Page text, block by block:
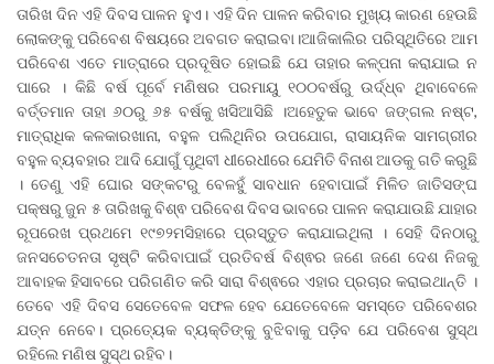
ତାରିଖ ଦିନ ଏହି ଦିବସ ପାଳନ ହୁଏ। ଏହି ଦିନ ପାଳନ କରିବାର ମୁଖ୍ୟ କାରଣ ହେଉଛି
ଲୋକଙ୍କୁ ପରିବେଶ ବିଷୟରେ ଅବଗତ କରାଇବା।ଆଜିକାଲିର ପରିସ୍ଥିତିରେ ଆମ
ପରିବେଶ ଏତେ ମାତ୍ରାରେ ପ୍ରଦୂଷିତ ହୋଇଛି ଯେ ତାହାର କଳ୍ପନା କରାଯାଇ ନ
ପାରେ । କିଛି ବର୍ଷ ପୂର୍ବେ ମଣିଷର ପରମାୟୁ ୧୦୦ବର୍ଷରୁ ଉର୍ଦ୍ଧ୍ବ ଥିବାବେଳେ
ବର୍ତ୍ତମାନ ତାହା ୬୦ରୁ ୬୫ ବର୍ଷକୁ ଖସିଆସିଛି ।ଅହେତୁକ ଭାବେ ଜଙ୍ଗଲ ନଷ୍ଟ,
ମାତ୍ରାଧିକ କଳକାରଖାନା, ବହୁଳ ପଲିଥିନିର ଉପଯୋଗ, ରାସାୟନିକ ସାମଗ୍ରୀର
ବହୁଳ ବ୍ୟବହାର ଆଦି ଯୋଗୁଁ ପୃଥିବୀ ଧୀରେଧୀରେ ଯେମିତି ବିନାଶ ଆଡକୁ ଗତି କରୁଛି
। ତେଣୁ ଏହି ଘୋର ସଙ୍କଟରୁ ବେଳହୁଁ ସାବଧାନ ହେବାପାଇଁ ମିଳିତ ଜାତିସଙ୍ଘ
ପକ୍ଷରୁ ଜୁନ ୫ ତାରିଖକୁ ବିଶ୍ଵ ପରିବେଶ ଦିବସ ଭାବରେ ପାଳନ କରାଯାଉଛି ଯାହାର
ରୂପରେଖ ପ୍ରଥମେ ୧୯୭୨ମସିହାରେ ପ୍ରସ୍ତୁତ କରାଯାଇଥିଲା । ସେହି ଦିନଠାରୁ
ଜନସଚେତନତା ସୃଷ୍ଟି କରିବାପାଇଁ ପ୍ରତିବର୍ଷ ବିଶ୍ଵର ଜଣେ ଜଣେ ଦେଶ ନିଜକୁ
ଆବାହକ ହିସାବରେ ପରିଗଣିତ କରି ସାରା ବିଶ୍ଵରେ ଏହାର ପ୍ରଚାର କରାଇଥାନ୍ତି ।
ତେବେ ଏହି ଦିବସ ସେତେବେଳ ସଫଳ ହେବ ଯେତେବେଳେ ସମସ୍ତେ ପରିବେଶର
ଯତ୍ନ ନେବେ। ପ୍ରତ୍ୟେକ ବ୍ୟକ୍ତିଙ୍କୁ ବୁଝିବାକୁ ପଡ଼ିବ ଯେ ପରିବେଶ ସୁସ୍ଥ
ରହିଲେ ମଣିଷ ସୁସ୍ଥ ରହିବ।